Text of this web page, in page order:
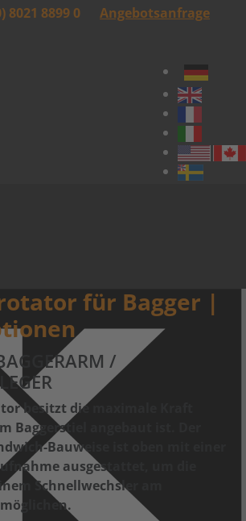
8021 8899 0
Angebotsanfrage
für Bagger |
/
besitzt die maximale Kraft
Baggerstiel angebaut ist. Der
Bauweise ist oben mit einer
ausgestattet, um die
Schnellwechsler am